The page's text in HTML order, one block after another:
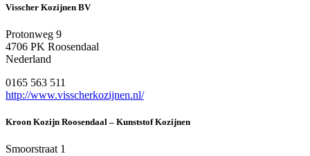
Visscher Kozijnen BV
Protonweg 9
4706 PK Roosendaal
Nederland
0165 563 511
http://www.visscherkozijnen.nl/
Kroon Kozijn Roosendaal – Kunststof Kozijnen
Smoorstraat 1